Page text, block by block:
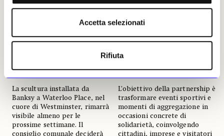
Accetta selezionati
Rifiuta
La scultura installata da
Banksy a Waterloo Place, nel
cuore di Westminster, rimarrà
visibile almeno per le
prossime settimane. Il
consiglio comunale deciderà
Allegra Agnelli insieme per
L’obiettivo della partnership è
trasformare eventi sportivi e
momenti di aggregazione in
occasioni concrete di
solidarietà, coinvolgendo
cittadini, imprese e visitatori